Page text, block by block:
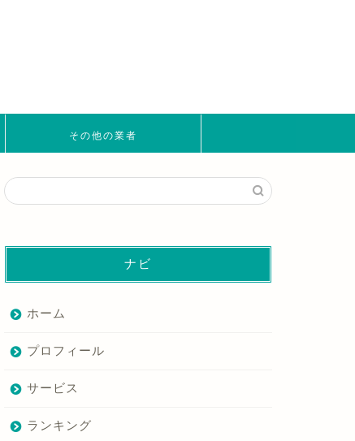
その他の業者
ナビ
ホーム
プロフィール
サービス
ランキング